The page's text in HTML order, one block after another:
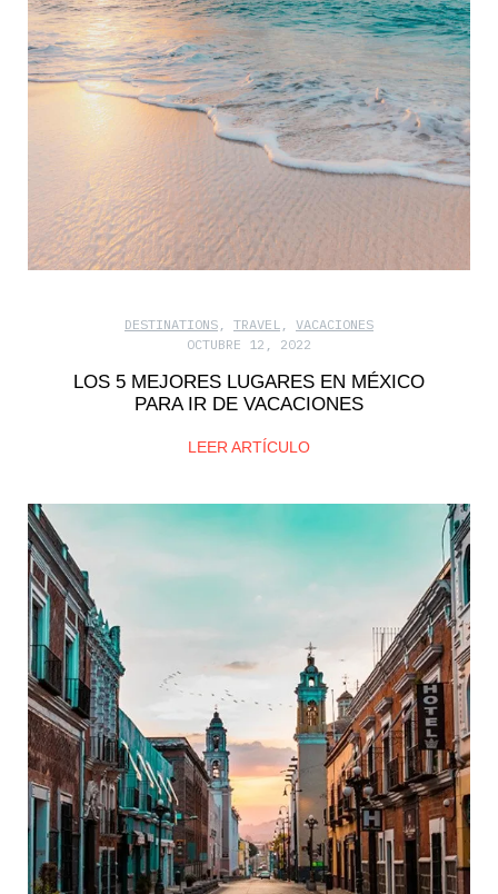
DESTINATIONS , TRAVEL , VACACIONES
OCTUBRE 12, 2022
LOS 5 MEJORES LUGARES EN MÉXICO
PARA IR DE VACACIONES
LEER ARTÍCULO